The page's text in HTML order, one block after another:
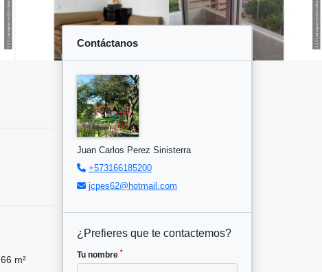
66 m²
Contáctanos
Juan Carlos Perez Sinisterra
+573166185200
jcpes62@hotmail.com
¿Prefieres que te contactemos?
Tu nombre *